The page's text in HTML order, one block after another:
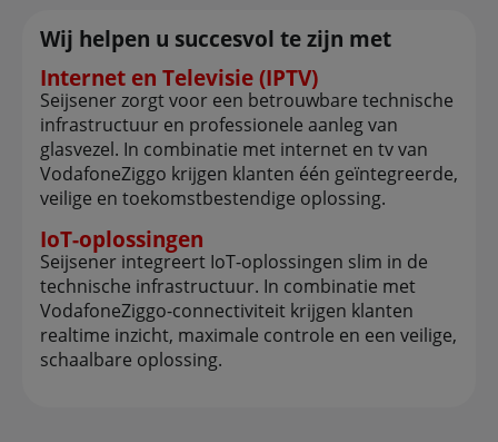
Wij helpen u succesvol te zijn met
Internet en Televisie (IPTV)
Seijsener zorgt voor een betrouwbare technische
infrastructuur en professionele aanleg van
glasvezel. In combinatie met internet en tv van
VodafoneZiggo krijgen klanten één geïntegreerde,
veilige en toekomstbestendige oplossing.
IoT-oplossingen
Seijsener integreert IoT-oplossingen slim in de
technische infrastructuur. In combinatie met
VodafoneZiggo-connectiviteit krijgen klanten
realtime inzicht, maximale controle en een veilige,
schaalbare oplossing.